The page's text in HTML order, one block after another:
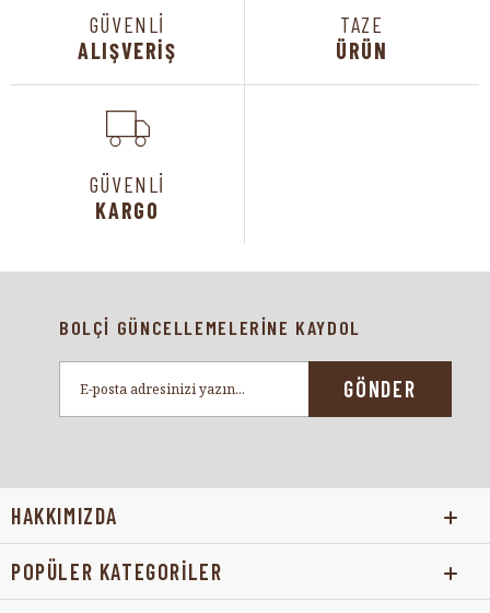
GÜVENLİ
ALIŞVERİŞ
TAZE
ÜRÜN
GÜVENLİ
KARGO
BOLÇİ GÜNCELLEMELERİNE KAYDOL
GÖNDER
HAKKIMIZDA
POPÜLER KATEGORİLER